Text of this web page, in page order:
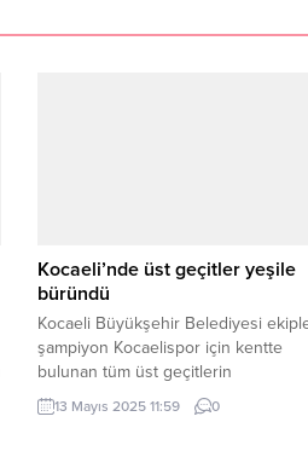
Kocaeli’nde üst geçitler yeşile
büründü
Kocaeli Büyükşehir Belediyesi
şampiyon Kocaelispor için kentte
bulunan tüm üst geçitlerin
ışıklandırmalarını yeşil renk yaptı.
KOCAELİ (İGFA) – Dev Kocaelispor
13 Mayıs 2025 11:59 0